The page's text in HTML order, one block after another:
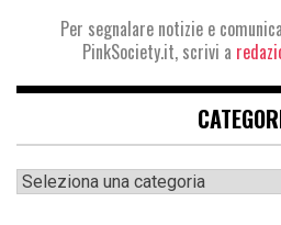
Per segnalare notizie e
PinkSociety.it, scrivi a
Categorie